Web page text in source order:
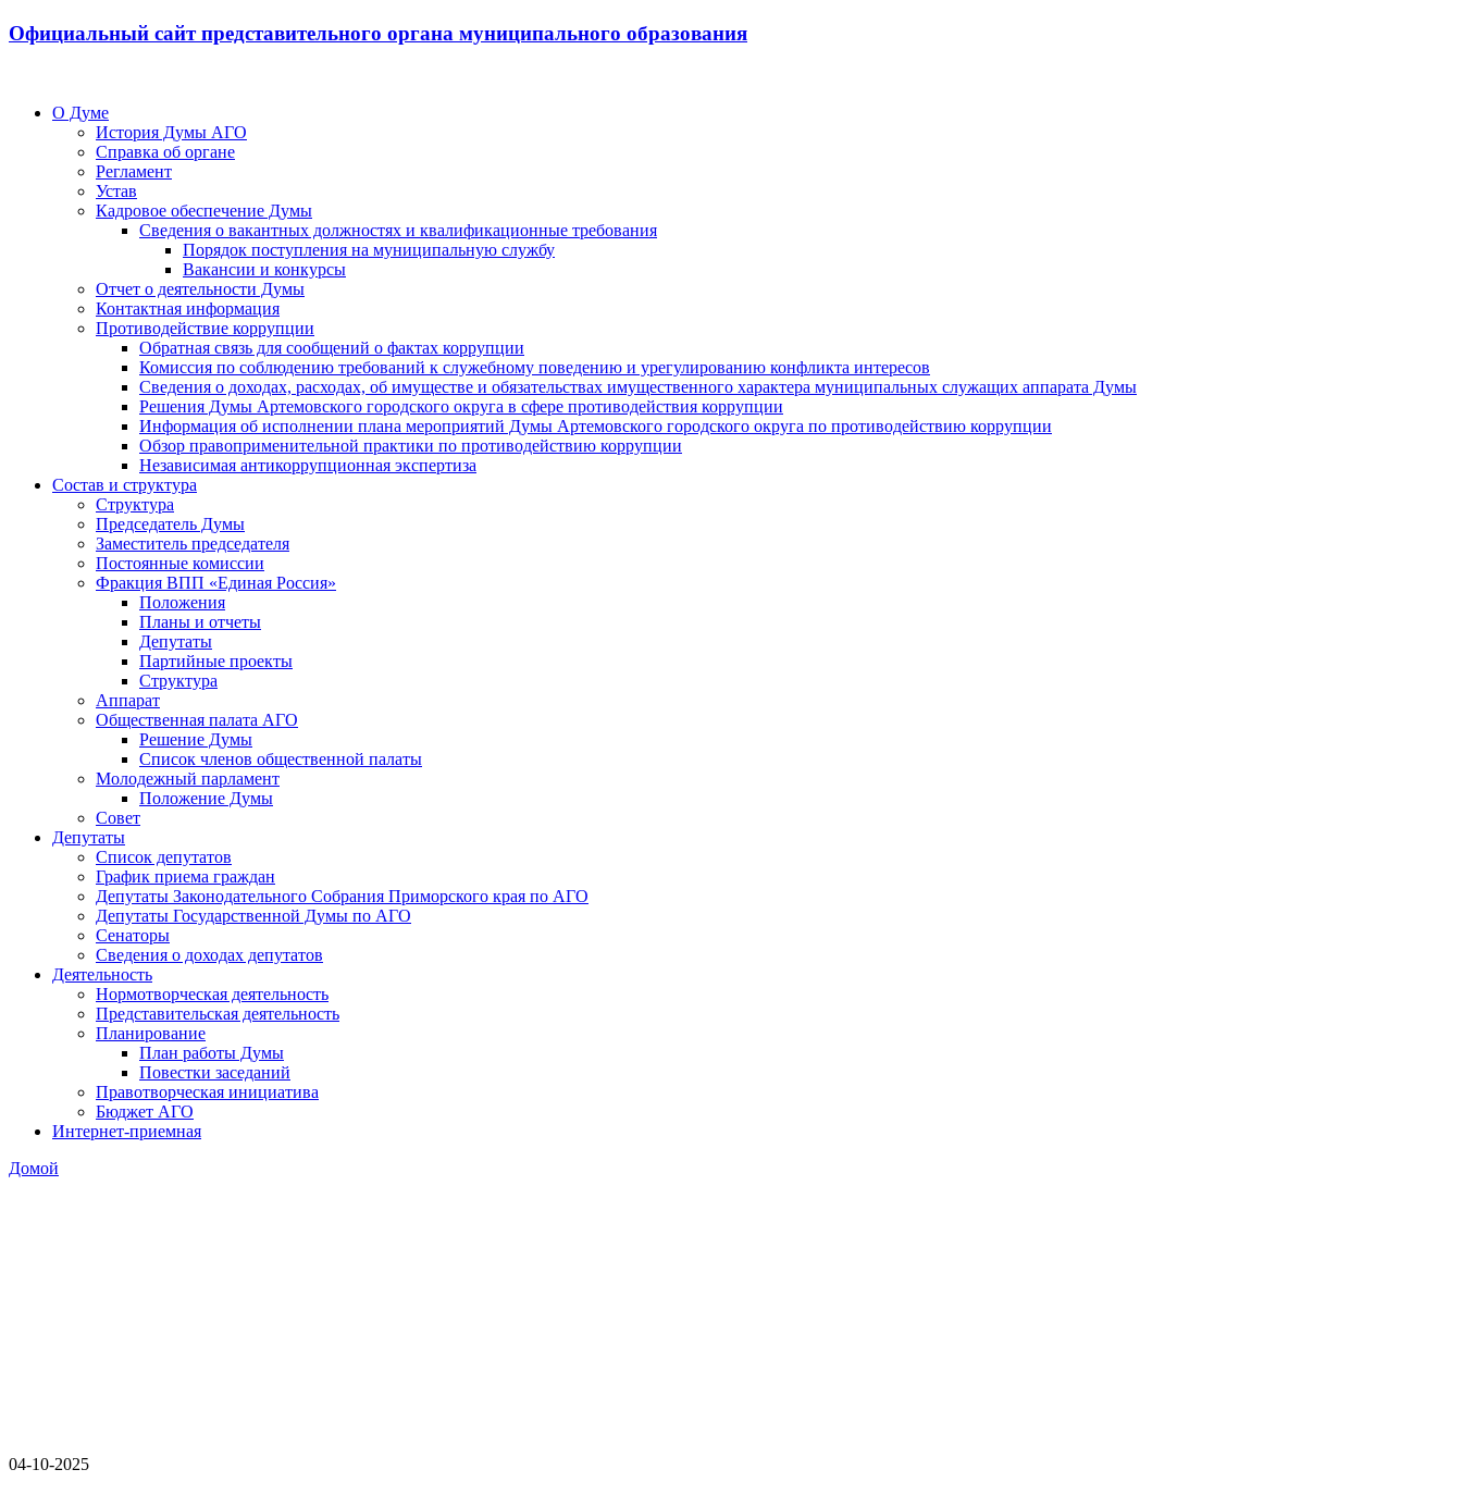
Официальный сайт представительного органа муниципального образования
О Думе
История Думы АГО
Справка об органе
Регламент
Устав
Кадровое обеспечение Думы
Сведения о вакантных должностях и квалификационные требования
Порядок поступления на муниципальную службу
Вакансии и конкурсы
Отчет о деятельности Думы
Контактная информация
Противодействие коррупции
Обратная связь для сообщений о фактах коррупции
Комиссия по соблюдению требований к служебному поведению и урегулированию конфликта интересов
Сведения о доходах, расходах, об имуществе и обязательствах имущественного характера муниципальных служащих аппарата Думы
Решения Думы Артемовского городского округа в сфере противодействия коррупции
Информация об исполнении плана мероприятий Думы Артемовского городского округа по противодействию коррупции
Обзор правоприменительной практики по противодействию коррупции
Независимая антикоррупционная экспертиза
Состав и структура
Структура
Председатель Думы
Заместитель председателя
Постоянные комиссии
Фракция ВПП «Единая Россия»
Положения
Планы и отчеты
Депутаты
Партийные проекты
Структура
Аппарат
Общественная палата АГО
Решение Думы
Список членов общественной палаты
Молодежный парламент
Положение Думы
Совет
Депутаты
Список депутатов
График приема граждан
Депутаты Законодательного Собрания Приморского края по АГО
Депутаты Государственной Думы по АГО
Сенаторы
Сведения о доходах депутатов
Деятельность
Нормотворческая деятельность
Представительская деятельность
Планирование
План работы Думы
Повестки заседаний
Правотворческая инициатива
Бюджет АГО
Интернет-приемная
Домой
04-10-2025